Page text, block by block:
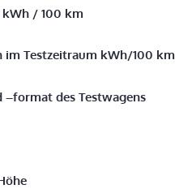
/ 100 km
im Testzeitraum kWh/100 km
–format des Testwagens